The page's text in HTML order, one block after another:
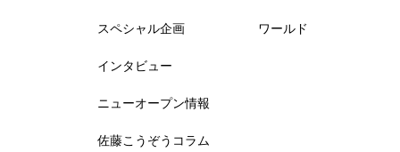
スペシャル企画
インタビュー
ニューオープン情報
佐藤こうぞうコラム
ワールド